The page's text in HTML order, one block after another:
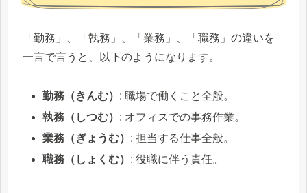
「勤務」、「執務」、「業務」、「職務」の違いを
一言で言うと、以下のようになります。
勤務（きんむ） : 職場で働くこと全般。
執務（しつむ） : オフィスでの事務作業。
業務（ぎょうむ） : 担当する仕事全般。
職務（しょくむ） : 役職に伴う責任。